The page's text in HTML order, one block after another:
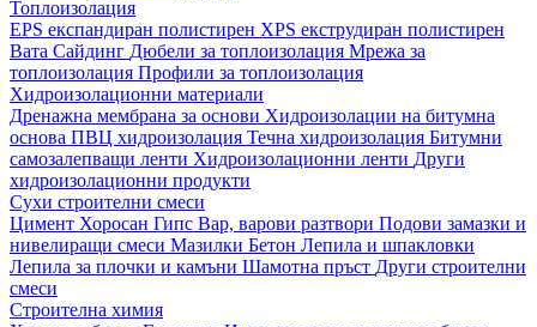
Топлоизолация
EPS експандиран полистирен XPS екструдиран полистирен
Вата Сайдинг Дюбели за топлоизолация Мрежа за
топлоизолация Профили за топлоизолация
Хидроизолационни материали
Дренажна мембрана за основи Хидроизолации на битумна
основа ПВЦ хидроизолация Течна хидроизолация Битумни
самозалепващи ленти Хидроизолационни ленти Други
хидроизолационни продукти
Сухи строителни смеси
Цимент Хоросан Гипс Вар, варови разтвори Подови замазки и
нивелиращи смеси Мазилки Бетон Лепила и шпакловки
Лепила за плочки и камъни Шамотна пръст Други строителни
смеси
Строителна химия